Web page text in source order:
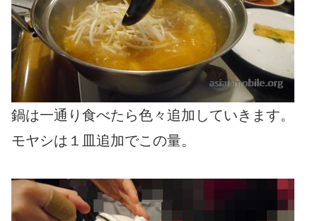
鍋は一通り食べたら色々追加していきます。
モヤシは１皿追加でこの量。